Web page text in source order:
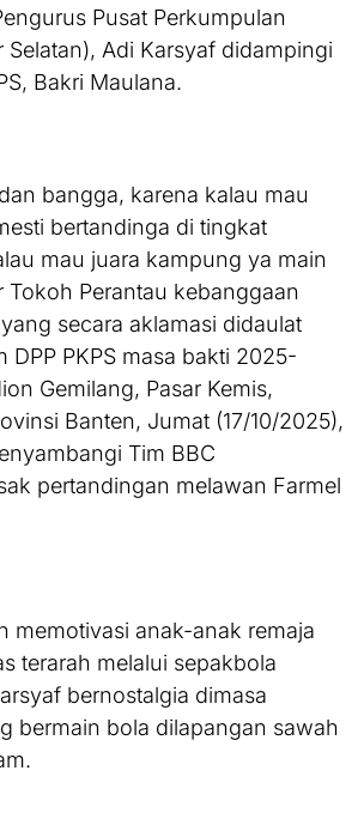
Pusat Perkumpulan
Selatan), Adi Karsyaf didampingi
Bakri Maulana.
bangga, karena kalau mau
bertandinga di tingkat
mau juara kampung ya main
Tokoh Perantau kebanggaan
secara aklamasi didaulat
DPP PKPS masa bakti 2025-
Gemilang, Pasar Kemis,
Banten, Jumat (17/10/2025),
Tim BBC
pertandingan melawan Farmel
memotivasi anak-anak remaja
terarah melalui sepakbola
bernostalgia dimasa
bermain bola dilapangan sawah